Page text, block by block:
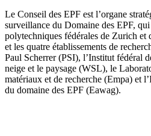
Le Conseil des EPF est l’organe
surveillance du Domaine des EPF,
polytechniques fédérales de Zurich
et les quatre établissements de
Paul Scherrer (PSI), l’Institut fédéral
neige et le paysage (WSL), le
matériaux et de recherche (Empa) et
du domaine des EPF (Eawag).